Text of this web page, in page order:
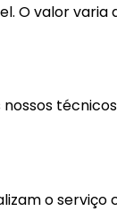
O valor
nossos
o